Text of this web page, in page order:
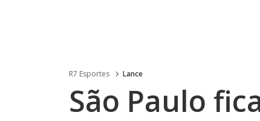
R7 Esportes Lance
São Paulo